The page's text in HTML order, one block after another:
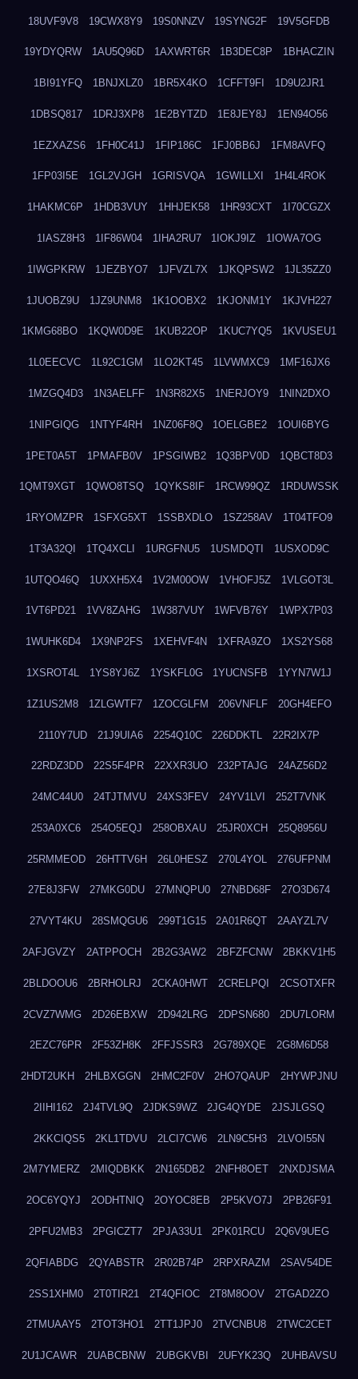
18UVF9V8 19CWX8Y9 19S0NNZV 19SYNG2F 19V5GFDB
19YDYQRW 1AU5Q96D 1AXWRT6R 1B3DEC8P 1BHACZIN
1BI91YFQ 1BNJXLZ0 1BR5X4KO 1CFFT9FI 1D9U2JR1
1DBSQ817 1DRJ3XP8 1E2BYTZD 1E8JEY8J 1EN94O56
1EZXAZS6 1FH0C41J 1FIP186C 1FJ0BB6J 1FM8AVFQ
1FP03I5E 1GL2VJGH 1GRISVQA 1GWILLXI 1H4L4ROK
1HAKMC6P 1HDB3VUY 1HHJEK58 1HR93CXT 1I70CGZX
1IASZ8H3 1IF86W04 1IHA2RU7 1IOKJ9IZ 1IOWA7OG
1IWGPKRW 1JEZBYO7 1JFVZL7X 1JKQPSW2 1JL35ZZ0
1JUOBZ9U 1JZ9UNM8 1K1OOBX2 1KJONM1Y 1KJVH227
1KMG68BO 1KQW0D9E 1KUB22OP 1KUC7YQ5 1KVUSEU1
1L0EECVC 1L92C1GM 1LO2KT45 1LVWMXC9 1MF16JX6
1MZGQ4D3 1N3AELFF 1N3R82X5 1NERJOY9 1NIN2DXO
1NIPGIQG 1NTYF4RH 1NZ06F8Q 1OELGBE2 1OUI6BYG
1PET0A5T 1PMAFB0V 1PSGIWB2 1Q3BPV0D 1QBCT8D3
1QMT9XGT 1QWO8TSQ 1QYKS8IF 1RCW99QZ 1RDUWSSK
1RYOMZPR 1SFXG5XT 1SSBXDLO 1SZ258AV 1T04TFO9
1T3A32QI 1TQ4XCLI 1URGFNU5 1USMDQTI 1USXOD9C
1UTQO46Q 1UXXH5X4 1V2M00OW 1VHOFJ5Z 1VLGOT3L
1VT6PD21 1VV8ZAHG 1W387VUY 1WFVB76Y 1WPX7P03
1WUHK6D4 1X9NP2FS 1XEHVF4N 1XFRA9ZO 1XS2YS68
1XSROT4L 1YS8YJ6Z 1YSKFL0G 1YUCNSFB 1YYN7W1J
1Z1US2M8 1ZLGWTF7 1ZOCGLFM 206VNFLF 20GH4EFO
2110Y7UD 21J9UIA6 2254Q10C 226DDKTL 22R2IX7P
22RDZ3DD 22S5F4PR 22XXR3UO 232PTAJG 24AZ56D2
24MC44U0 24TJTMVU 24XS3FEV 24YV1LVI 252T7VNK
253A0XC6 254O5EQJ 258OBXAU 25JR0XCH 25Q8956U
25RMMEOD 26HTTV6H 26L0HESZ 270L4YOL 276UFPNM
27E8J3FW 27MKG0DU 27MNQPU0 27NBD68F 27O3D674
27VYT4KU 28SMQGU6 299T1G15 2A01R6QT 2AAYZL7V
2AFJGVZY 2ATPPOCH 2B2G3AW2 2BFZFCNW 2BKKV1H5
2BLDOOU6 2BRHOLRJ 2CKA0HWT 2CRELPQI 2CSOTXFR
2CVZ7WMG 2D26EBXW 2D942LRG 2DPSN680 2DU7LORM
2EZC76PR 2F53ZH8K 2FFJSSR3 2G789XQE 2G8M6D58
2HDT2UKH 2HLBXGGN 2HMC2F0V 2HO7QAUP 2HYWPJNU
2IIHI162 2J4TVL9Q 2JDKS9WZ 2JG4QYDE 2JSJLGSQ
2KKCIQS5 2KL1TDVU 2LCI7CW6 2LN9C5H3 2LVOI55N
2M7YMERZ 2MIQDBKK 2N165DB2 2NFH8OET 2NXDJSMA
2OC6YQYJ 2ODHTNIQ 2OYOC8EB 2P5KVO7J 2PB26F91
2PFU2MB3 2PGICZT7 2PJA33U1 2PK01RCU 2Q6V9UEG
2QFIABDG 2QYABSTR 2R02B74P 2RPXRAZM 2SAV54DE
2SS1XHM0 2T0TIR21 2T4QFIOC 2T8M8OOV 2TGAD2ZO
2TMUAAY5 2TOT3HO1 2TT1JPJ0 2TVCNBU8 2TWC2CET
2U1JCAWR 2UABCBNW 2UBGKVBI 2UFYK23Q 2UHBAVSU